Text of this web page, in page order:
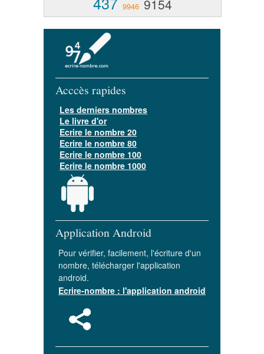
9946 9154
Acccès rapides
Les derniers nombres
Le livre d'or
Ecrire le nombre 20
Ecrire le nombre 80
Ecrire le nombre 100
Ecrire le nombre 1000
Application Android
Pour vérifier, facilement, l'écriture d'un
nombre, télécharger l'application
android.
Ecrire-nombre : l'application android